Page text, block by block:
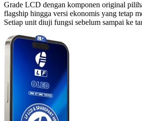
Grade LCD dengan komponen original
flagship hingga versi ekonomis yang tetap
Setiap unit diuji fungsi sebelum sampai ke